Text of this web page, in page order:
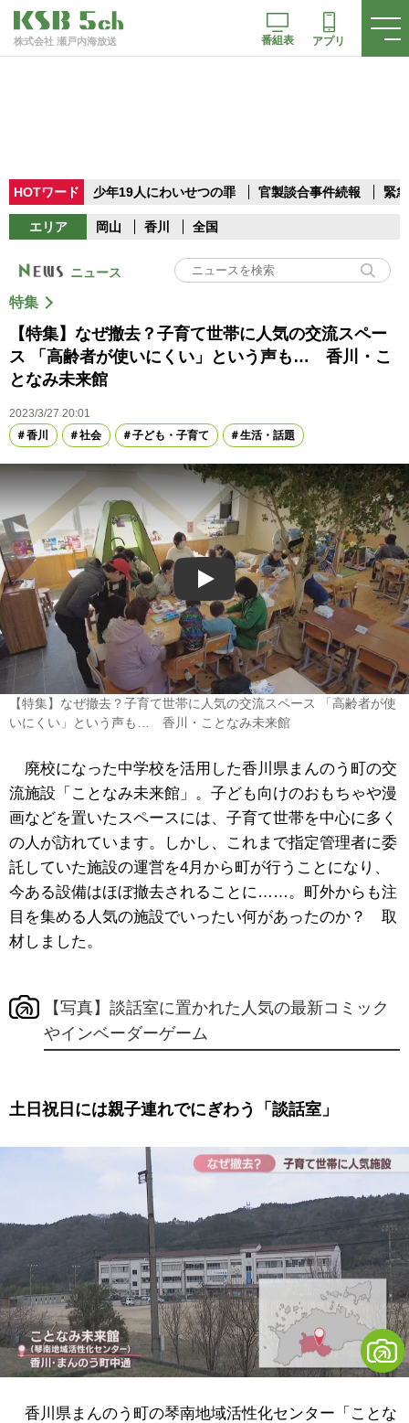
株式会社 瀬戸内海放送 番組表 アプリ
HOTワード 少年19人にわいせつの罪 官製談合事件続報 緊
エリア 岡山 香川 全国
ニュース
特集
【特集】なぜ撤去？子育て世帯に人気の交流スペー
ス 「高齢者が使いにくい」という声も… 香川・こ
となみ未来館
2023/3/27 20:01
香川
社会 子ども・子育て 生活・話題
Play
【特集】なぜ撤去？子育て世帯に人気の交流スペース 「高齢者が使
いにくい」という声も… 香川・ことなみ未来館
廃校になった中学校を活用した香川県まんのう町の交
流施設「ことなみ未来館」。子ども向けのおもちゃや漫
画などを置いたスペースには、子育て世帯を中心に多く
の人が訪れています。しかし、これまで指定管理者に委
託していた施設の運営を4月から町が行うことになり、
今ある設備はほぼ撤去されることに……。町外からも注
目を集める人気の施設でいったい何があったのか？ 取
材しました。
【写真】談話室に置かれた人気の最新コミック
やインベーダーゲーム
土日祝日には親子連れでにぎわう「談話室」
香川県まんのう町の琴南地域活性化センター「ことな